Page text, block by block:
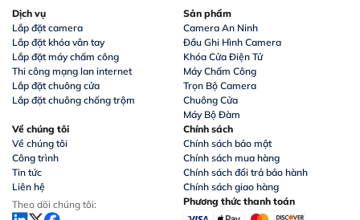
Về chúng tôi
Về chúng tôi
Công trình
Tin tức
Liên hệ
Theo dõi chúng tôi:
Dịch vụ
Lắp đặt camera
Lắp đặt khóa vân tay
Lắp đặt máy chấm công
Thi công mạng lan internet
Lắp đặt chuông cửa
Lắp đặt chuông chống trộm
Sản phẩm
Camera An Ninh
Đầu Ghi Hình Camera
Khóa Cửa Điện Tử
Máy Chấm Công
Trọn Bộ Camera
Chuông Cửa
Máy Bộ Đàm
Chính sách
Chính sách bảo mật
Chính sách mua hàng
Chính sách đổi trả bảo hành
Chính sách giao hàng
Phương thức thanh toán